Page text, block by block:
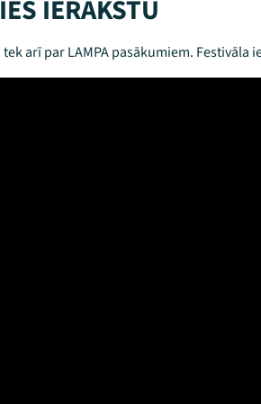
IERAKSTU
tek arī par LAMPA pasākumiem.